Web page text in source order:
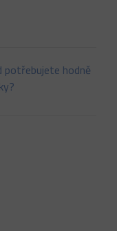
potřebujete hodně